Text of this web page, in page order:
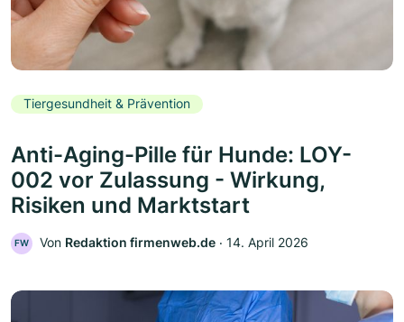
Tiergesundheit & Prävention
Anti-Aging-Pille für Hunde: LOY-
002 vor Zulassung - Wirkung,
Risiken und Marktstart
FW Von Redaktion firmenweb.de ‧ 14. April 2026